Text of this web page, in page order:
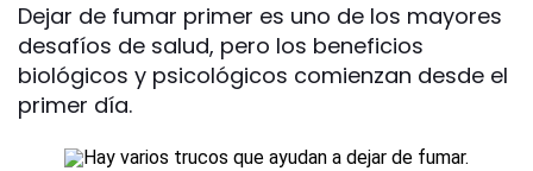
Dejar de fumar primer es uno de los mayores
desafíos de salud, pero los beneficios
biológicos y psicológicos comienzan desde el
primer día.